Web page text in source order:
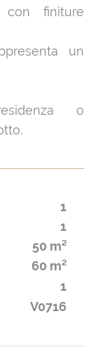
finiture
un
o
1
1
50 m²
60 m²
1
V0716